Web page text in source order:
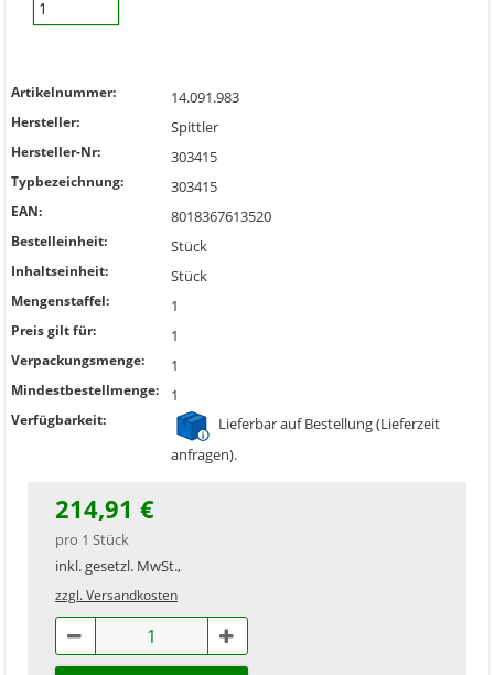
Artikelnummer: 14.091.983
Hersteller: Spittler
Hersteller-Nr: 303415
Typbezeichnung: 303415
EAN: 8018367613520
Bestelleinheit: Stück
Inhaltseinheit: Stück
Mengenstaffel: 1
Preis gilt für: 1
Verpackungsmenge: 1
Mindestbestellmenge: 1
Verfügbarkeit:
Lieferbar auf Bestellung (Lieferzeit
anfragen).
214,91 €
pro 1 Stück
inkl. gesetzl. MwSt.,
zzgl. Versandkosten